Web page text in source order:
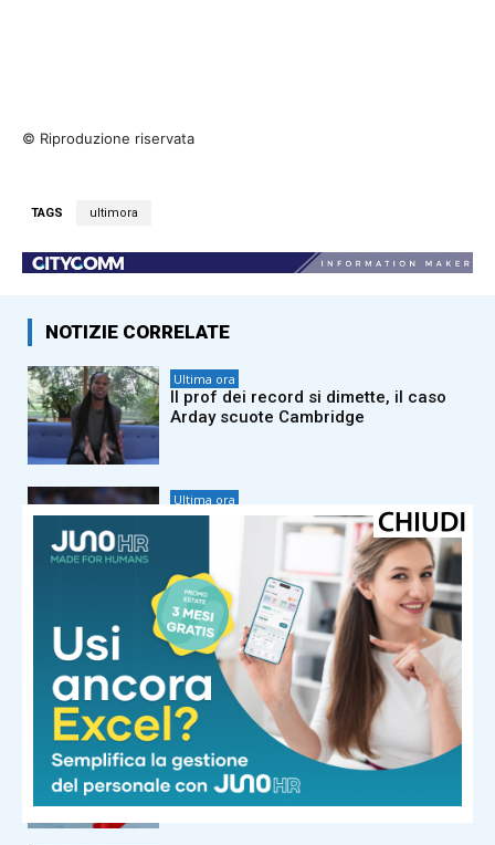
© Riproduzione riservata
TAGS ultimora
NOTIZIE CORRELATE
Ultima ora
Il prof dei record si dimette, il caso
Arday scuote Cambridge
Ultima ora
Sorpresa a Montreal, Zverev subito
Ultima ora
In ferie senza e-mail e chat? Ecco
come organizzarsi per staccare
davvero la spina dal lavoro
Ultima ora
Iran, Teheran punta tutto su controllo
Stretto Hormuz: ma è una